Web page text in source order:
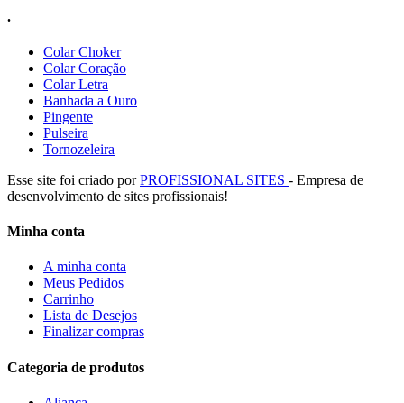
.
Colar Choker
Colar Coração
Colar Letra
Banhada a Ouro
Pingente
Pulseira
Tornozeleira
Esse site foi criado porPROFISSIONAL SITES - Empresa de
desenvolvimento de sites profissionais!
Minha conta
A minha conta
Meus Pedidos
Carrinho
Lista de Desejos
Finalizar compras
Categoria de produtos